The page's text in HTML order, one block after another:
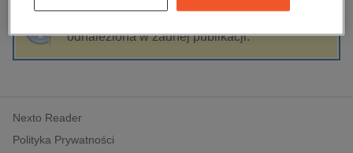
edukacja
hobby, sport, rozrywka
komputery, internet, technologie, informatyka
polityka, społeczno-informacyjne
psychologiczne
odnaleziona w żadnej publikacji.
Nexto Reader
Polityka Prywatności